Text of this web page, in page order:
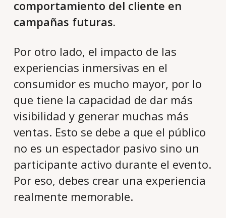
comportamiento del cliente en
campañas futuras.
Por otro lado, el impacto de las
experiencias inmersivas en el
consumidor es mucho mayor, por lo
que tiene la capacidad de dar más
visibilidad y generar muchas más
ventas. Esto se debe a que el público
no es un espectador pasivo sino un
participante activo durante el evento.
Por eso, debes crear una experiencia
realmente memorable.